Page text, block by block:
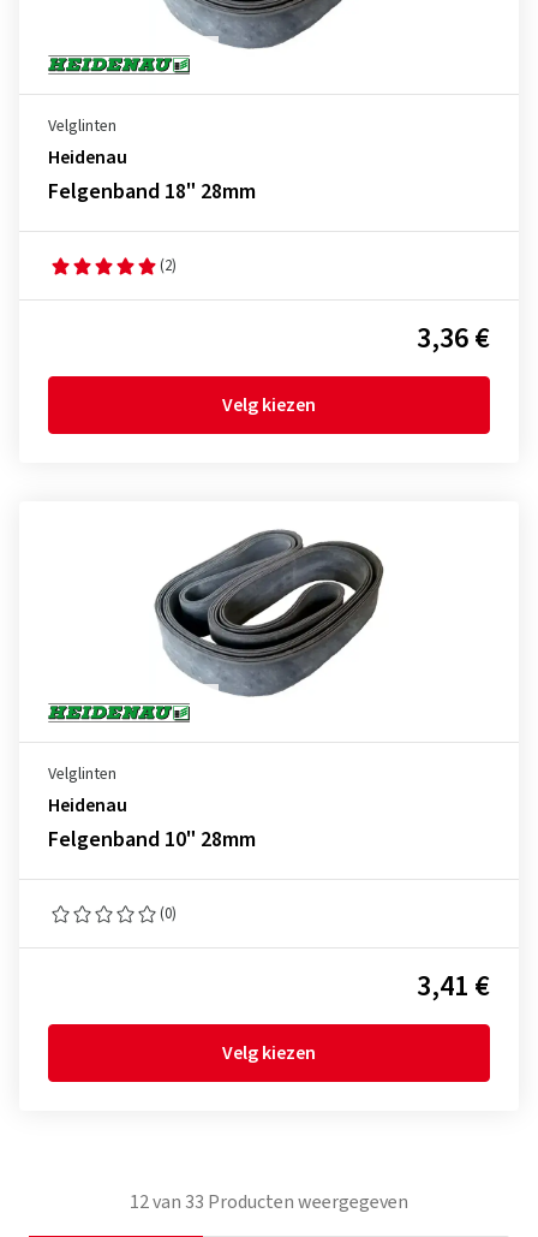
Velglinten
Heidenau
Felgenband 18" 28mm
(2)
3,36 €
Velg kiezen
Velglinten
Heidenau
Felgenband 10" 28mm
(0)
3,41 €
Velg kiezen
12van 33 Producten weergegeven